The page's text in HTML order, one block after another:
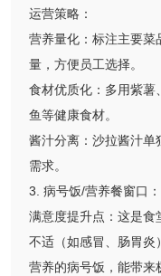
运营策略：
营养量化：标注主要菜
量，方便员工选择。
食材优质化：多用紫薯
鱼等健康食材。
酱汁分离：沙拉酱汁单
需求。
3. 病号饭/营养餐窗口
满意度提升点：这是食
不适（如感冒、肠胃炎
营养的病号饭，能带来